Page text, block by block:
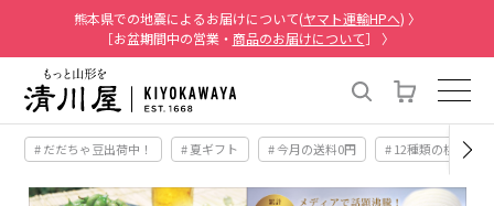
熊本県での地震によるお届けについて(ヤマト運輸HPへ) 〉
［お盆期間中の営業・ 商品のお届けについて］ 〉
# だだちゃ豆出荷中！ # 夏ギフト # 今月の送料0円 # 12種類の桃